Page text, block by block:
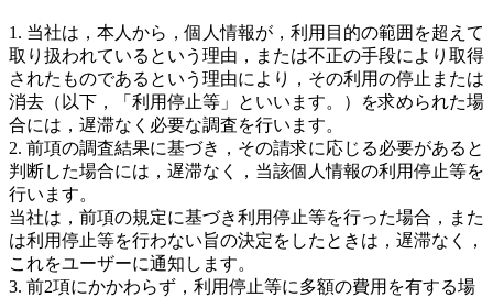
1. 当社は，本人から，個人情報が，利用目的の範囲を超えて
取り扱われているという理由，または不正の手段により取得
されたものであるという理由により，その利用の停止または
消去（以下，「利用停止等」といいます。）を求められた場
合には，遅滞なく必要な調査を行います。
2. 前項の調査結果に基づき，その請求に応じる必要があると
判断した場合には，遅滞なく，当該個人情報の利用停止等を
行います。
当社は，前項の規定に基づき利用停止等を行った場合，また
は利用停止等を行わない旨の決定をしたときは，遅滞なく，
これをユーザーに通知します。
3. 前2項にかかわらず，利用停止等に多額の費用を有する場